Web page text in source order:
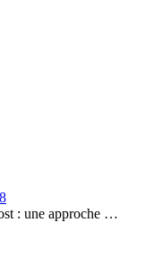
: une approche …